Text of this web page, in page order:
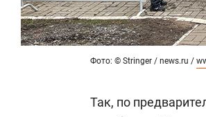
Фото: © Stringer / news.ru /
Так, по